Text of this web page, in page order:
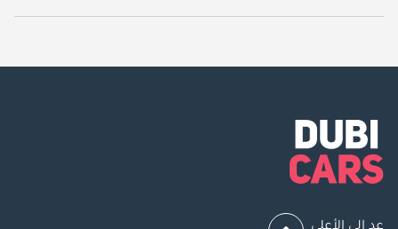
يبدأ سعر سيارة هوندا أكورد 2016 مستعملة في الإمارات 26,000.